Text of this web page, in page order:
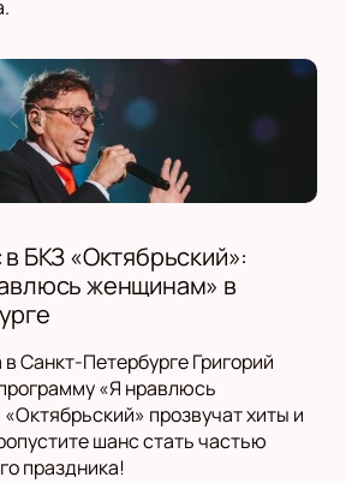
БКЗ «Октябрьский»:
женщинам» в
Санкт-Петербурге Григорий
«Я нравлюсь
прозвучат хиты и
шанс стать частью
праздника!